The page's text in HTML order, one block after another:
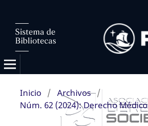
Inicio / Archivos /
Núm. 62 (2024): Derecho Médico